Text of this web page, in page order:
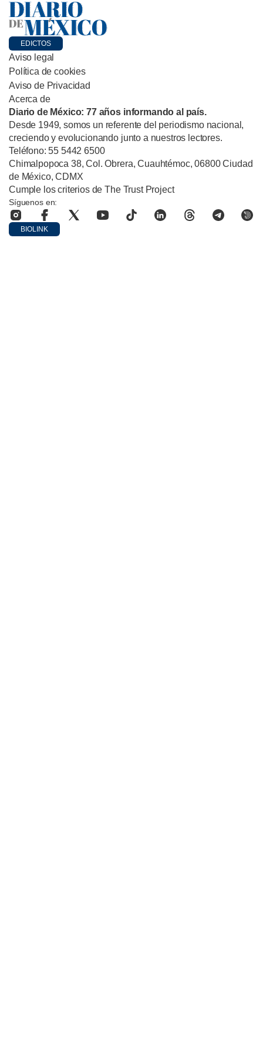
EDICTOS
Aviso legal
Política de cookies
Aviso de Privacidad
Acerca de
Diario de México: 77 años informando al país.
Desde 1949, somos un referente del periodismo nacional,
creciendo y evolucionando junto a nuestros lectores.
Teléfono: 55 5442 6500
Chimalpopoca 38, Col. Obrera, Cuauhtémoc, 06800 Ciudad
de México, CDMX
Cumple los criterios de The Trust Project
Síguenos en:
BIOLINK